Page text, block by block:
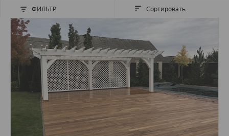
ФИЛЬТР Сортировать